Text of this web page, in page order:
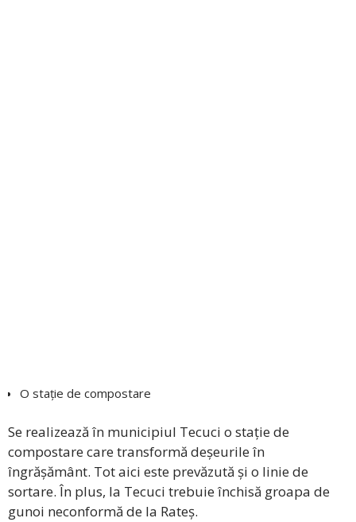
O stație de compostare
Se realizează în municipiul Tecuci o stație de
compostare care transformă deșeurile în
îngrășământ. Tot aici este prevăzută și o linie de
sortare. În plus, la Tecuci trebuie închisă groapa de
gunoi neconformă de la Rateș.